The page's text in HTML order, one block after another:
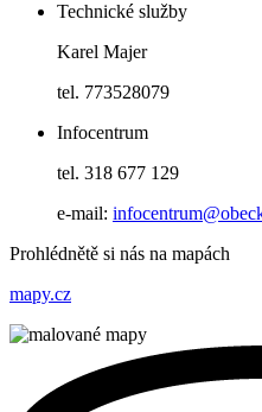
Technické služby
Karel Majer
tel. 773528079
Infocentrum
tel. 318 677 129
e-mail:
Prohlédnětě si nás na mapách
mapy.cz